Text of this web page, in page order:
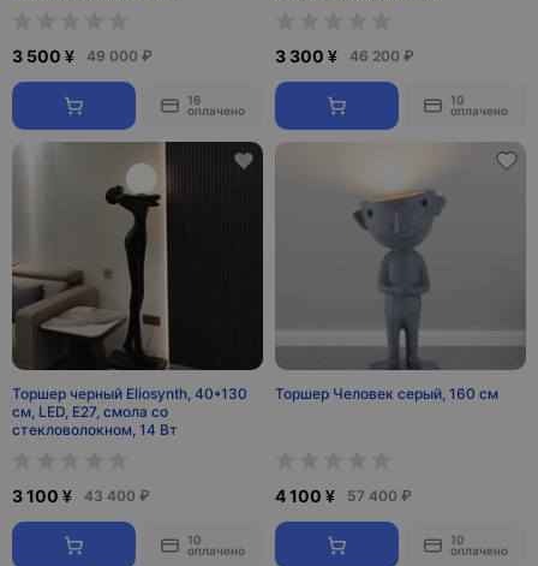
3 500 ¥ 49 000 ₽
16
оплачено
3 300 ¥ 46 200 ₽
10
оплачено
Торшер черный Eliosynth, 40*130
см, LED, Е27, смола со
стекловолокном, 14 Вт
3 100 ¥ 43 400 ₽
10
оплачено
Торшер Человек серый, 160 см
4 100 ¥ 57 400 ₽
10
оплачено